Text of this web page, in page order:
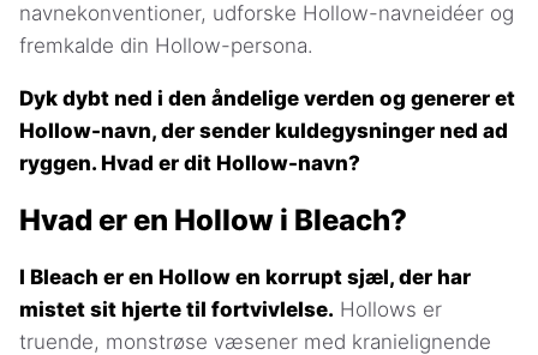
navnekonventioner, udforske Hollow-navneidéer og
fremkalde din Hollow-persona.
Dyk dybt ned i den åndelige verden og generer et
Hollow-navn, der sender kuldegysninger ned ad
ryggen. Hvad er dit Hollow-navn?
Hvad er en Hollow i Bleach?
I Bleach er en Hollow en korrupt sjæl, der har
mistet sit hjerte til fortvivlelse. Hollows er
truende, monstrøse væsener med kranielignende